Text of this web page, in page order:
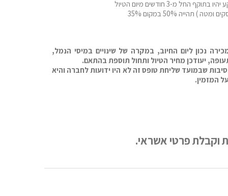
נכון ליום החיוב, במקרה של שינויים במיסי הנמל,
יעודכן מחיר הטיול ותחול תוספת בהתאם.
שבמועד שליחת טופס זה לא היו ידועות לחברה והיא
המזמין.